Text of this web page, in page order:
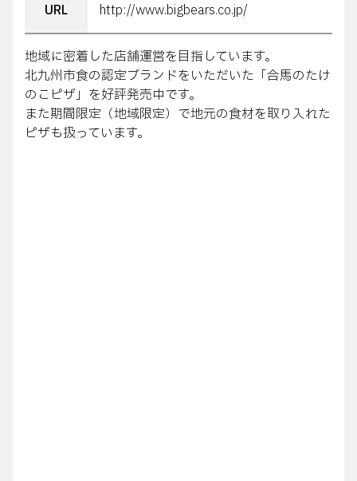
URL http://www.bigbears.co.jp/
地域に密着した店舗運営を目指しています。
北九州市食の認定ブランドをいただいた「合馬のたけ
のこピザ」を好評発売中です。
また期間限定（地域限定）で地元の食材を取り入れた
ピザも扱っています。